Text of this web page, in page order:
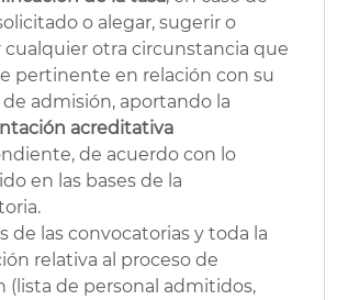
o alegar, sugerir o
cualquier otra circunstancia que
pertinente en relación con su
admisión, aportando la
acreditativa
de acuerdo con lo
en las bases de la
de las convocatorias y toda la
relativa al proceso de
(lista de personal admitidos,